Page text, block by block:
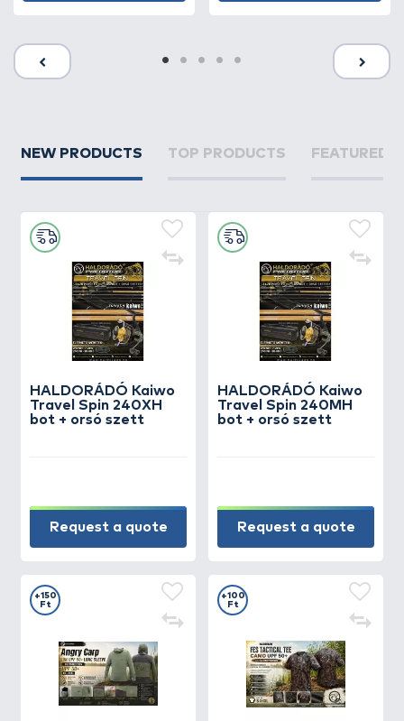
NEW PRODUCTS TOP PRODUCTS FEATURED
HALDORÁDÓ Kaiwo
Travel Spin 240XH
bot + orsó szett
Request a quote
HALDORÁDÓ Kaiwo
Travel Spin 240MH
bot + orsó szett
Request a quote
+150
Ft
+100
Ft